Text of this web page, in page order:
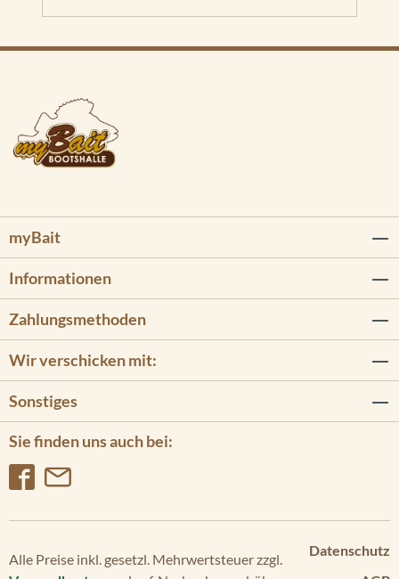
myBait
Informationen
Sie finden uns auch bei:
Zahlungsmethoden
Wir verschicken mit:
Sonstiges
Datenschutz
Alle Preise inkl. gesetzl. Mehrwertsteuer zzgl.